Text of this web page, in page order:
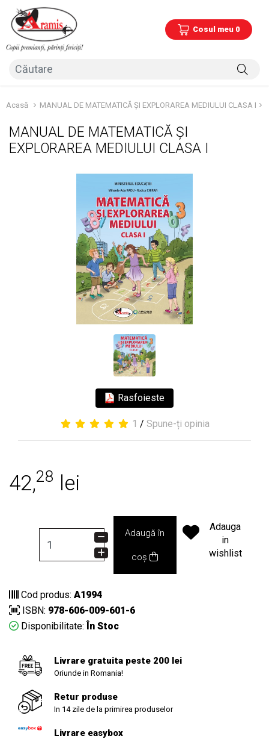
Cosul meu 0
Acasă MANUAL DE MATEMATICĂ ȘI EXPLORAREA MEDIULUI CLASA I
MANUAL DE MATEMATICĂ ȘI
EXPLORAREA MEDIULUI CLASA I
Rasfoieste
1 / Spune-ți opinia
42,28 lei
Adaugă în
coș
Adauga
in
wishlist
Cod produs: A1994
ISBN: 978-606-009-601-6
Disponibilitate: În Stoc
Livrare gratuita peste 200 lei
Oriunde in Romania!
Retur produse
In 14 zile de la primirea produselor
Livrare easybox